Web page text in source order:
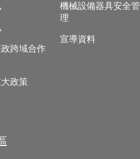
跨域合作
政策
機械設備器具安全管
理
宣導資料